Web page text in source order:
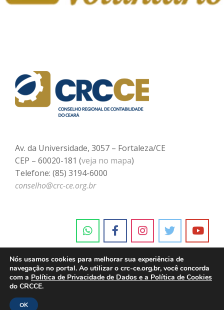
Av. da Universidade, 3057 – Fortaleza/CE
CEP – 60020-181 (veja no mapa)
Telefone: (85) 3194-6000
conselho@crc-ce.org.br
Nós usamos cookies para melhorar sua experiência de
navegação no portal. Ao utilizar o crc-ce.org.br, você concorda
com a Política de Privacidade de Dados e a Política de Cookies
do CRCCE.
OK